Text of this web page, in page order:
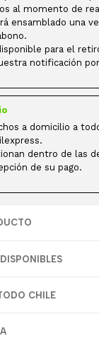
al momento de
ensamblado una
para el
notificación
a domicilio a
dentro de las
de su pago.
CHILE